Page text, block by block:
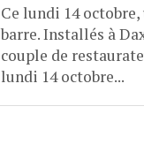
Ce lundi 14
barre. Installés à
couple de
lundi 14 octobre...